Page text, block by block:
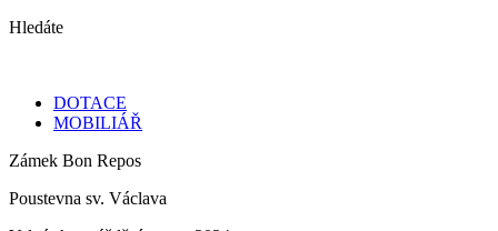
Hledáte
DOTACE
MOBILIÁŘ
Zámek Bon Repos
Poustevna sv. Václava